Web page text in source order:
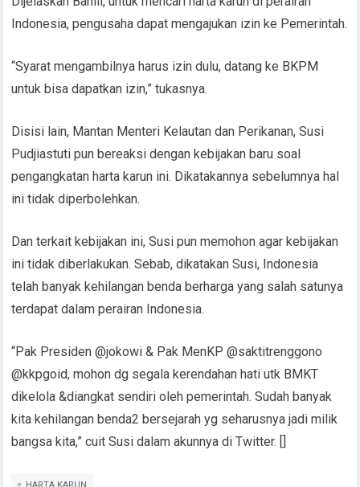
Indonesia, pengusaha dapat mengajukan izin ke Pemerintah.
“Syarat mengambilnya harus izin dulu, datang ke BKPM
untuk bisa dapatkan izin,” tukasnya.
Disisi lain, Mantan Menteri Kelautan dan Perikanan, Susi
Pudjiastuti pun bereaksi dengan kebijakan baru soal
pengangkatan harta karun ini. Dikatakannya sebelumnya hal
ini tidak diperbolehkan.
Dan terkait kebijakan ini, Susi pun memohon agar kebijakan
ini tidak diberlakukan. Sebab, dikatakan Susi, Indonesia
telah banyak kehilangan benda berharga yang salah satunya
terdapat dalam perairan Indonesia.
“Pak Presiden @jokowi & Pak MenKP @saktitrenggono
@kkpgoid, mohon dg segala kerendahan hati utk BMKT
dikelola &diangkat sendiri oleh pemerintah. Sudah banyak
kita kehilangan benda2 bersejarah yg seharusnya jadi milik
bangsa kita,” cuit Susi dalam akunnya di Twitter. []